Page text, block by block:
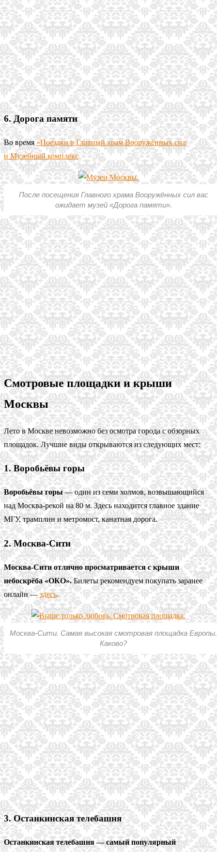
6. Дорога памяти
Во время«Поездки в Главный храм Вооружённых сил
и Музейный комплекс
После посещения Главного храма Вооружённых сил вас
ожидает музей «Дорога памяти».
Смотровые площадки и крыши
Москвы
Лето в Москве невозможно без осмотра города с обзорных
площадок. Лучшие виды открываются из следующих мест:
1. Воробьёвы горы
Воробьёвы горы— один из семи холмов, возвышающийся
над Москва-рекой на 80 м. Здесь находится главное здание
МГУ, трамплин и метромост, канатная дорога.
2. Москва-Сити
Москва-Сити отлично просматривается с крыши
небоскрёба «ОКО».Билеты рекомендуем покупать заранее
онлайн —здесь.
Москва-Сити. Самая высокая смотровая площадка Европы.
Каково?
3. Останкинская телебашня
Останкинская телебашня — самый популярный